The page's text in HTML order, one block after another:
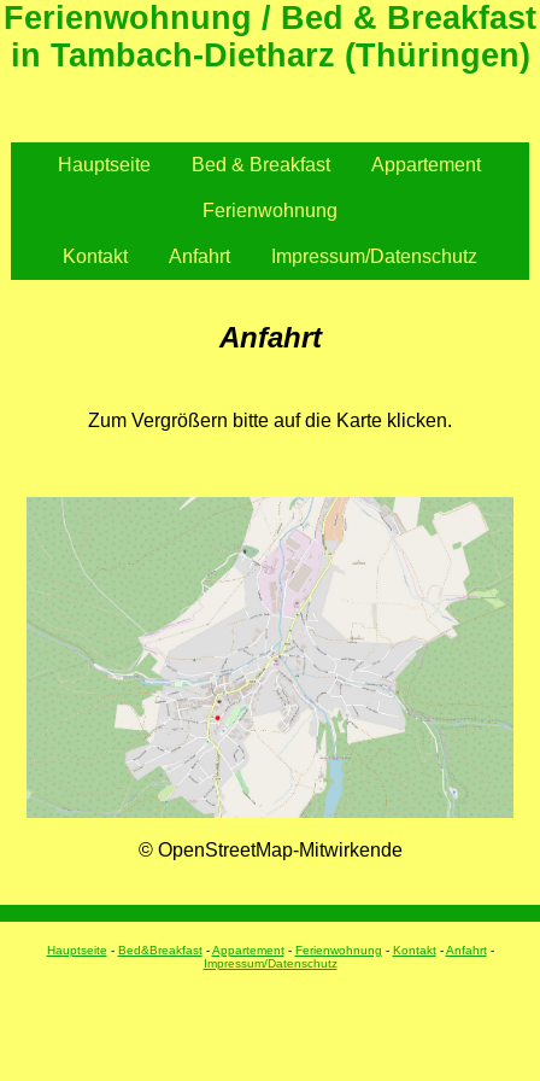
Ferienwohnung / Bed & Breakfast
in Tambach-Dietharz (Thüringen)
Hauptseite Bed & Breakfast Appartement
Ferienwohnung
Kontakt Anfahrt Impressum/Datenschutz
Anfahrt
Zum Vergrößern bitte auf die Karte klicken.
© OpenStreetMap-Mitwirkende
Hauptseite - Bed&Breakfast-Appartement- Ferienwohnung - Kontakt-Anfahrt-
Impressum/Datenschutz